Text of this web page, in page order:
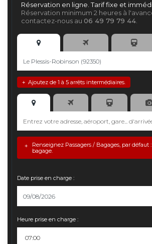
Réservation en ligne. Tarif fixe et
Réservation minimum 2 heures à
contactez-nous au 06 49 79 79 44
Ajoutez de 1 à 5 arrêts intermédiaires.
+
Renseignez Passagers / Bagages, par défaut
bagage.
+
Date prise en charge :
Heure prise en charge :